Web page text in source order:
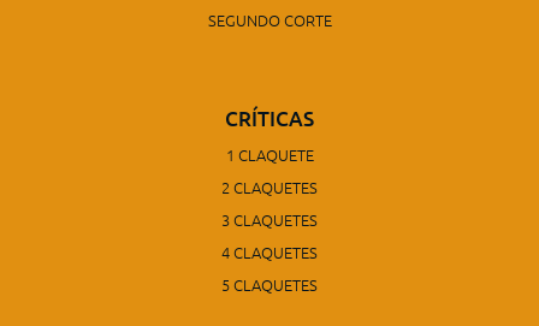
SEGUNDO CORTE
CRÍTICAS
1 CLAQUETE
2 CLAQUETES
3 CLAQUETES
4 CLAQUETES
5 CLAQUETES